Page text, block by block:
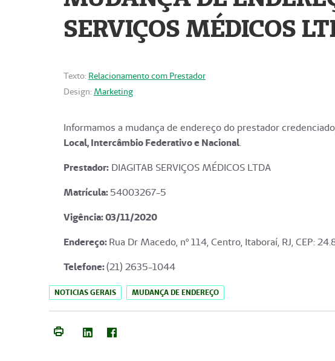
SERVIÇOS MÉDICOS
Texto: Relacionamento com Prestador
Design: Marketing
Informamos a mudança de endereço do prestador
Local, Intercâmbio Federativo e Nacional.
Prestador: DIAGITAB SERVIÇOS MÉDICOS LTDA
Matrícula:54003267-5
Vigência: 03/11/2020
Endereço:Rua Dr Macedo, nº 114, Centro, Itaboraí, RJ, CEP:
Telefone:(21) 2635-1044
NOTICIAS GERAIS MUDANÇA DE ENDEREÇO